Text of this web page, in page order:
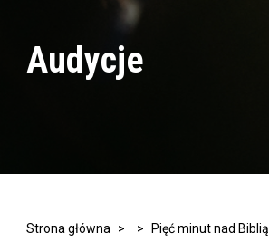
Audycje
Strona główna > > Pięć minut nad Biblią